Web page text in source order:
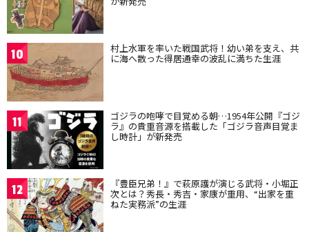
10 村上水軍を率いた戦国武将！幼い弟を支え、共
に海へ散った得居通幸の波乱に満ちた生涯
11 ゴジラの咆哮で目覚める朝…1954年公開『ゴジ
ラ』の貴重音源を搭載した「ゴジラ音声目覚ま
し時計」が新発売
12 『豊臣兄弟！』で萩原護が演じる武将・小堀正
次とは？秀長・秀吉・家康が重用、“出家を重
ねた実務派”の生涯